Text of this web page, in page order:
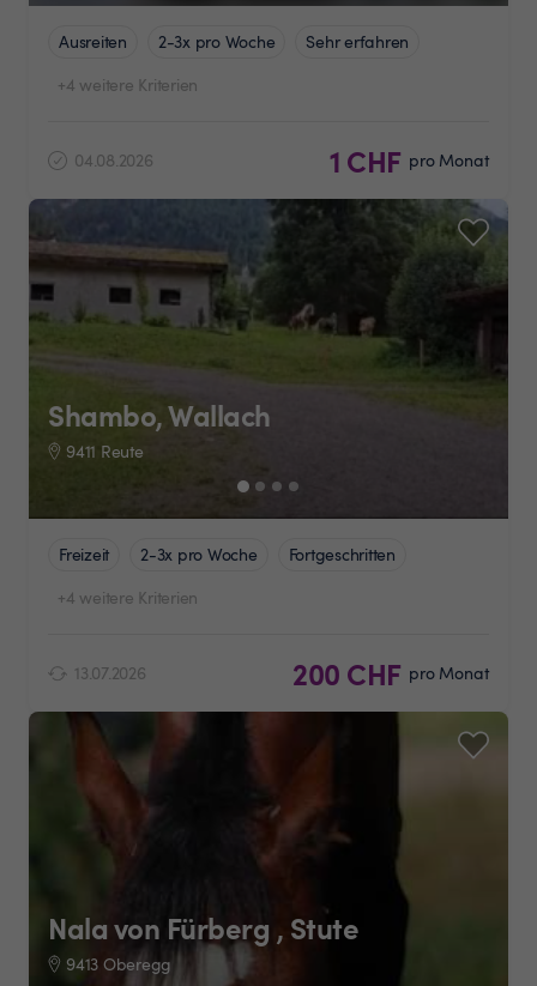
Ausreiten 2-3x pro Woche
Sehr erfahren
+4 weitere Kriterien
04.08.2026 1 CHF pro Monat
Shambo, Wallach
9411 Reute
Freizeit 2-3x pro Woche
Fortgeschritten
+4 weitere Kriterien
13.07.2026 200 CHF pro Monat
Nala von Fürberg , Stute
9413 Oberegg